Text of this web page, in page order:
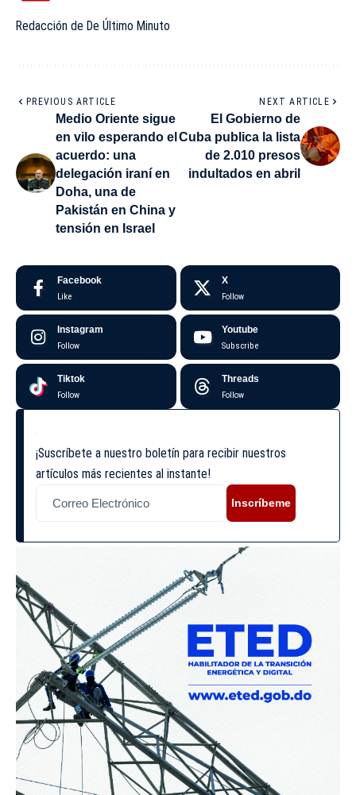
Redacción de De Último Minuto
PREVIOUS ARTICLE
Medio Oriente sigue
en vilo esperando el
acuerdo: una
delegación iraní en
Doha, una de
Pakistán en China y
tensión en Israel
NEXT ARTICLE
El Gobierno de
Cuba publica la lista
de 2.010 presos
indultados en abril
Facebook
Like
X
Follow
Instagram
Follow
Youtube
Subscribe
Tiktok
Follow
Threads
Follow
¡Suscríbete a nuestro boletín para recibir nuestros
artículos más recientes al instante!
Inscríbeme